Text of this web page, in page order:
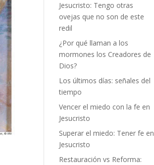
Jesucristo: Tengo otras
ovejas que no son de este
redil
¿Por qué llaman a los
mormones los Creadores de
Dios?
Los últimos días: señales del
tiempo
Vencer el miedo con la fe en
Jesucristo
Superar el miedo: Tener fe en
Jesucristo
Restauración vs Reforma: